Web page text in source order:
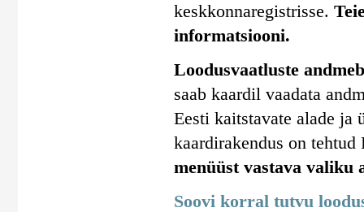
keskkonnaregistrisse.
informatsiooni.
Loodusvaatluste
saab kaardil vaadata
Eesti kaitstavate alade ja
kaardirakendus on
menüüst vastava valiku
Soovi korral tutvu